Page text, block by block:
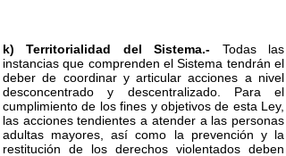
k) Territorialidad del Sistema.- Todas las
instancias que comprenden el Sistema tendrán el
deber de coordinar y articular acciones a nivel
desconcentrado y descentralizado. Para el
cumplimiento de los fines y objetivos de esta Ley,
las acciones tendientes a atender a las personas
adultas mayores, así como la prevención y la
restitución de los derechos violentados deben